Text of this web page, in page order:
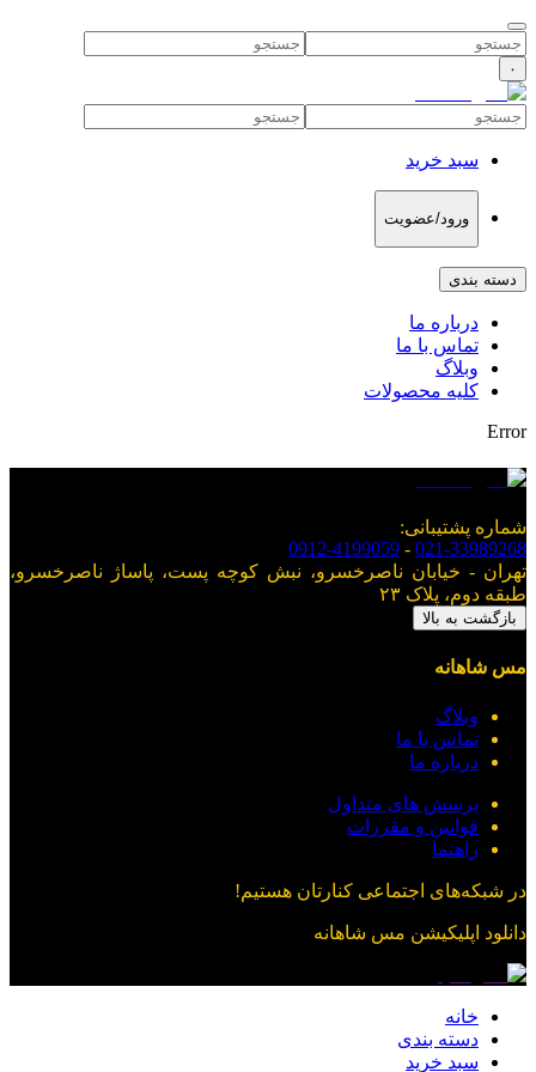
۰
سبد خرید
ورود/عضویت
دسته بندی
درباره ما
تماس با ما
وبلاگ
کلیه محصولات
Error
شماره پشتیبانی:
021-33989268
-
0912-4199059
تهران - خیابان ناصرخسرو، نبش کوچه پست، پاساژ ناصرخسرو،
طبقه دوم، پلاک ۲۳
بازگشت به بالا
مس شاهانه
وبلاگ
تماس با ما
درباره ما
پرسش های متداول
قوانین و مقررات
راهنما
در شبکه‌های اجتماعی کنارتان هستیم!
دانلود اپلیکیشن مس شاهانه
خانه
دسته بندی
سبد خرید